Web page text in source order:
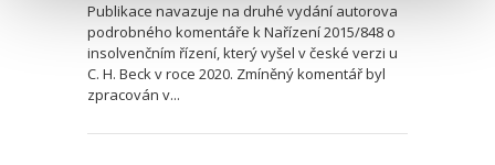
Publikace navazuje na druhé vydání autorova
podrobného komentáře k Nařízení 2015/848 o
insolvenčním řízení, který vyšel v české verzi u
C. H. Beck v roce 2020. Zmíněný komentář byl
zpracován v...